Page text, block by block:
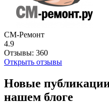
СМ-Ремонт
4.9
Отзывы: 360
Открыть отзывы
Новые
нашем блоге